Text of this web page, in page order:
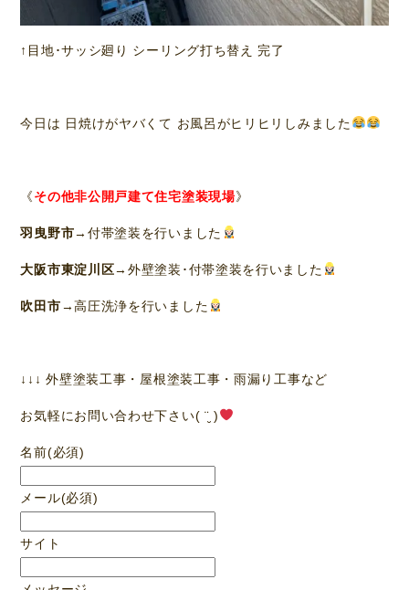
↑目地･サッシ廻り シーリング打ち替え 完了
今日は 日焼けがヤバくて お風呂がヒリヒリしみました
《その他非公開戸建て住宅塗装現場》
羽曳野市→付帯塗装を行いました
大阪市東淀川区→外壁塗装･付帯塗装を行いました
吹田市→高圧洗浄を行いました
↓↓↓ 外壁塗装工事・屋根塗装工事・雨漏り工事など
お気軽にお問い合わせ下さい( ¨̮ )
名前(必須)
メール(必須)
サイト